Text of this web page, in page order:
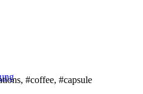
#coffee, #capsule